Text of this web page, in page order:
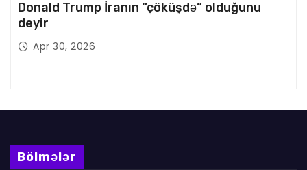
Donald Trump İranın “çöküşdə” olduğunu
deyir
Apr 30, 2026
Bölmələr